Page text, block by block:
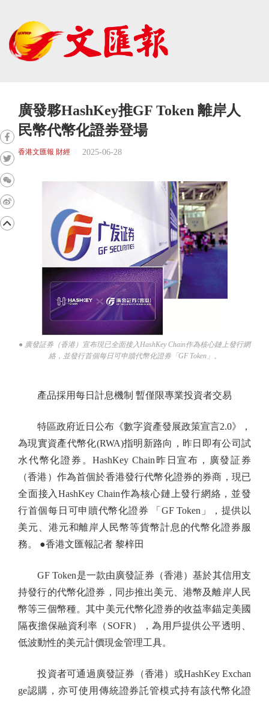
廣發夥HashKey推GF Token 離岸人
民幣代幣化證券登場
香港文匯報 財經 2025-06-28
● 廣發証券（香港）宣布現已全面接入HashKey Chain作為核心鏈上發行網
絡，並發行首個每日可申贖代幣化證券「GF Token」。
產品採用每日計息機制 暫僅限專業投資者交易
特區政府近日公布《數字資產發展政策宣言2.0》，
為現實資產代幣化(RWA)指明新路向，昨日即有公司試
水代幣化證券。HashKey Chain昨日宣布，廣發証券
（香港）作為首個於香港發行代幣化證券的券商，現已
全面接入HashKey Chain作為核心鏈上發行網絡，並發
行首個每日可申贖代幣化證券 「GF Token」，提供以
美元、港元和離岸人民幣等貨幣計息的代幣化證券服
務。 ●香港文匯報記者 黎梓田
GF Token是一款由廣發証券（香港）基於其信用支
持發行的代幣化證券，同步推出美元、港幣及離岸人民
幣等三個幣種。其中美元代幣化證券的收益率錨定美國
隔夜擔保融資利率（SOFR），為用戶提供公平透明、
低波動性的美元計價現金管理工具。
投資者可通過廣發証券（香港）或HashKey Exchan
ge認購，亦可使用傳統證券託管模式持有該代幣化證